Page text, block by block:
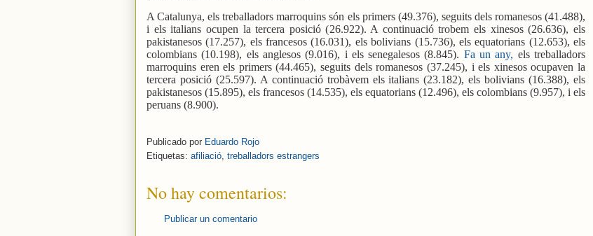
A Catalunya, els treballadors marroquins són els primers (49.376), seguits dels romanesos (41.488),
i els italians ocupen la tercera posició (26.922). A continuació trobem els xinesos (26.636), els
pakistanesos (17.257), els francesos (16.031), els bolivians (15.736), els equatorians (12.653), els
colombians (10.198), els anglesos (9.016), i els senegalesos (8.845). Fa un any, els treballadors
marroquins eren els primers (44.465), seguits dels romanesos (37.245), i els xinesos ocupaven la
tercera posició (25.597). A continuació trobàvem els italians (23.182), els bolivians (16.388), els
pakistanesos (15.895), els francesos (14.535), els equatorians (12.496), els colombians (9.957), i els
peruans (8.900).
Publicado por Eduardo Rojo
Etiquetas: afiliació, treballadors estrangers
No hay comentarios:
Publicar un comentario